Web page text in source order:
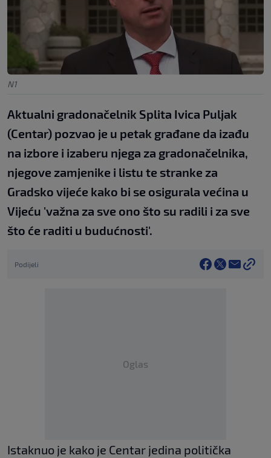
N1
Aktualni gradonačelnik Splita Ivica Puljak
(Centar) pozvao je u petak građane da izađu
na izbore i izaberu njega za gradonačelnika,
njegove zamjenike i listu te stranke za
Gradsko vijeće kako bi se osigurala većina u
Vijeću 'važna za sve ono što su radili i za sve
što će raditi u budućnosti'.
Podijeli
Oglas
Istaknuo je kako je Centar jedina politička